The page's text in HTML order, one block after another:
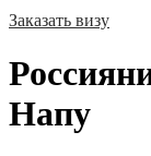
Заказать визу
Напу